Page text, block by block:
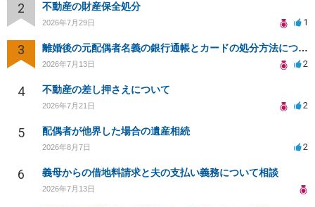
2 不動産の財産保全処分
2026年7月29日 1
3 離婚後の元配偶者名義の銀行通帳とカードの処分方法について
2026年7月13日 2
4 不動産の差し押さえについて
2026年7月21日 2
5 配偶者が他界した場合の遺産相続
2026年8月7日 2
6 義母からの借地料請求と夫の支払い義務について相談
2026年7月13日